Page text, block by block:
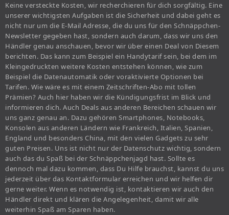
Keine versteckte Kosten, wir recherchieren für dich sorgfältig. Eine
unserer wichtigsten Aufgaben ist die Sicherheit und dabei geht es
nicht nur um die E-Mail Adresse, die du uns für den Schnäppchen-
Newsletter gegeben hast, sondern auch darum, dass wir uns den
Händler genau anschauen, bevor wir über einen Deal von Diesem
berichten. Das kann zum Beispiel ein Handytarif sein, bei dem im
Kleingedruckten weitere Kosten entstehen können, wie zum
Beispiel die Datenautomatik oder voraktivierte Optionen bei
Tarifen. Wie wäre es mit einem Zeitschriften-Abo mit tollen
Prämien? Auch hier haben wir die Kündigungsfrist im Blick und
informieren dich. Auch Deals aus anderen Bereichen schauen wir
uns ganz genau an. Dazu gehören Smartphones, Notebooks,
Konsolen aus anderen Ländern wie Frankreich, Italien, Spanien,
England und besonders China, mit den vielen Gadgets zu sehr
guten Preisen. Uns ist nicht nur der Datenschutz wichtig, sondern
auch das du Spaß bei der Schnäppchenjagd hast. Sollte es
dennoch mal dazu kommen, dass Du Hilfe brauchst, kannst du uns
jederzeit über das Kontaktformular erreichen und wir helfen dir
gerne weiter. Wenn es notwendig ist, kontaktieren wir auch den
Händler direkt und klären die Angelegenheit, damit wir alle
weiterhin Spaß am Sparen haben.